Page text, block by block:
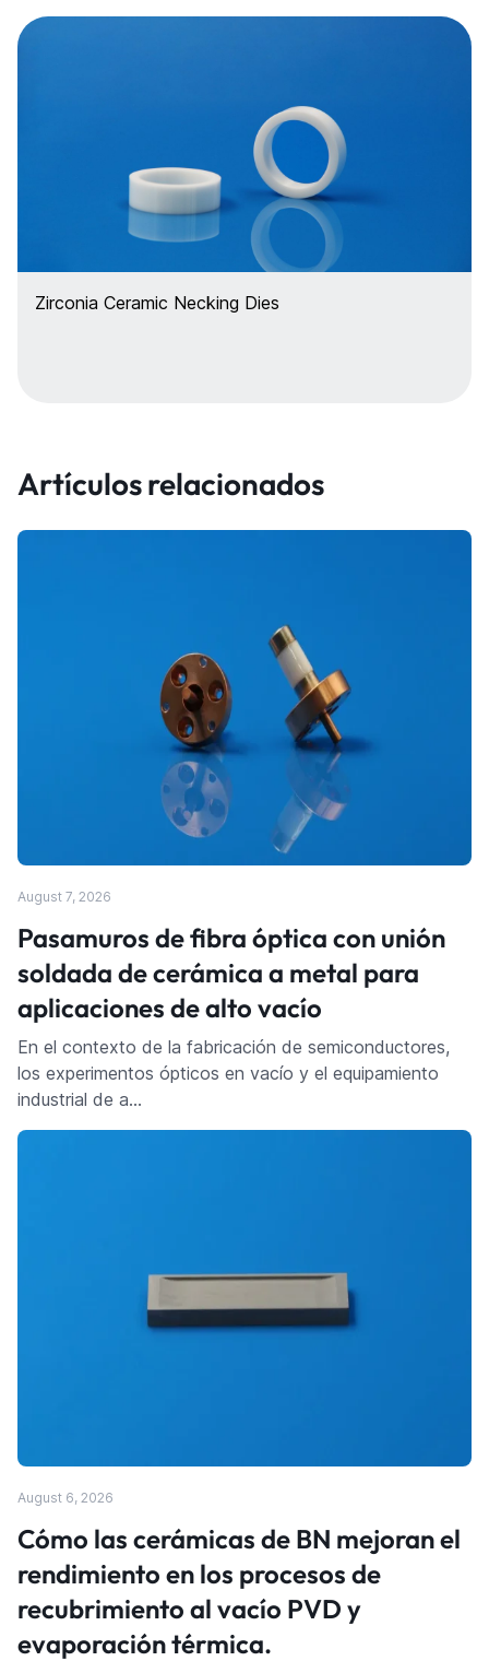
Zirconia Ceramic Necking Dies
Artículos relacionados
August 7, 2026
Pasamuros de fibra óptica con unión
soldada de cerámica a metal para
aplicaciones de alto vacío
En el contexto de la fabricación de semiconductores,
los experimentos ópticos en vacío y el equipamiento
industrial de a…
August 6, 2026
Cómo las cerámicas de BN mejoran el
rendimiento en los procesos de
recubrimiento al vacío PVD y
evaporación térmica.